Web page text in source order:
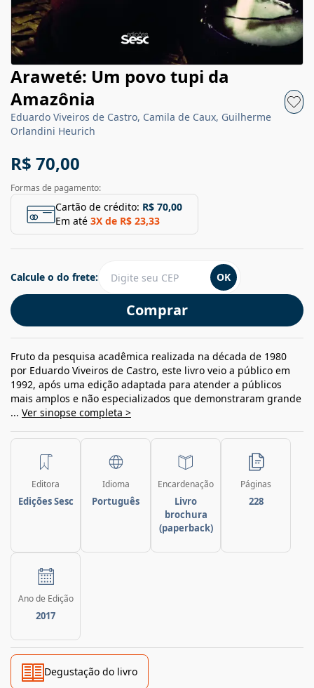
Araweté: Um povo tupi da
Amazônia
Eduardo Viveiros de Castro, Camila de Caux, Guilherme
Orlandini Heurich
R$ 70,00
Formas de pagamento:
Cartão de crédito: R$ 70,00
Em até 3X de R$ 23,33
Comprar
Calcule o do frete: OK
Fruto da pesquisa acadêmica realizada na década de 1980
por Eduardo Viveiros de Castro, este livro veio a público em
1992, após uma edição adaptada para atender a públicos
mais amplos e não especializados que demonstraram grande
... Ver sinopse completa >
Editora
Edições Sesc
Idioma
Português
Encardenação
Livro
brochura
(paperback)
Páginas
228
Ano de Edição
2017
Degustação do livro